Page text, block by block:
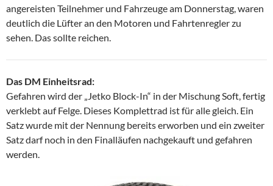
angereisten Teilnehmer und Fahrzeuge am Donnerstag, waren
deutlich die Lüfter an den Motoren und Fahrtenregler zu
sehen. Das sollte reichen.
Das DM Einheitsrad:
Gefahren wird der „Jetko Block-In“ in der Mischung Soft, fertig
verklebt auf Felge. Dieses Komplettrad ist für alle gleich. Ein
Satz wurde mit der Nennung bereits erworben und ein zweiter
Satz darf noch in den Finalläufen nachgekauft und gefahren
werden.